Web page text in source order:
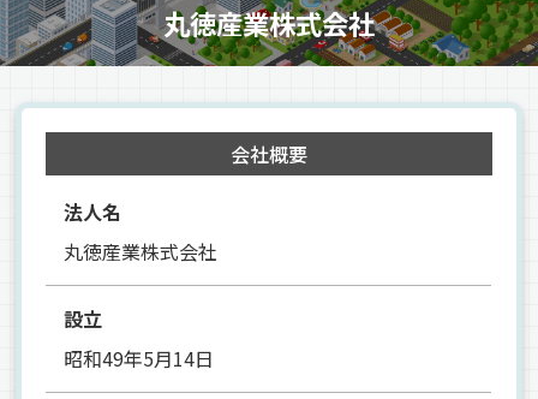
丸徳産業株式会社
会社概要
法人名
丸徳産業株式会社
設立
昭和49年5月14日